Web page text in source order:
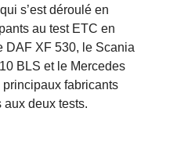
s’est déroulé en
au test ETC en
DAF XF 530, le Scania
BLS et le Mercedes
fabricants
deux tests.